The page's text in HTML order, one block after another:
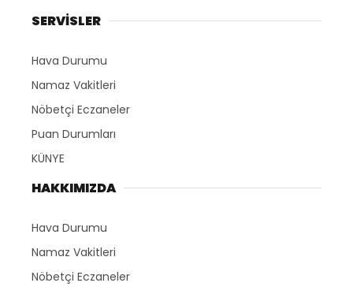
SERVİSLER
Hava Durumu
Namaz Vakitleri
Nöbetçi Eczaneler
Puan Durumları
KÜNYE
HAKKIMIZDA
Hava Durumu
Namaz Vakitleri
Nöbetçi Eczaneler